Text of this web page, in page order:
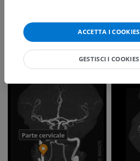
ACCETTA I COOKIES
GESTISCI I COOKIES